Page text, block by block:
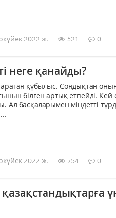
2022 ж. 521 0
неге қанайды?
құбылыс. Сондықтан
білген артық етпейді. Кей
Ал басқаларымен міндетті
2022 ж. 754 0